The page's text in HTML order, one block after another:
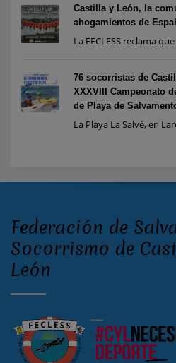
Castilla y León, la
ahogamientos de
La FECLESS reclama
76 socorristas de
XXXVIII Campeonato
de Playa de
La Playa La Salvé, en
Federación de
Socorrismo de
León